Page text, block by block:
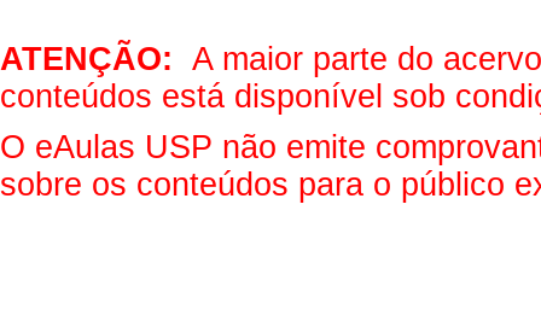
ATENÇÃO: A maior parte do
conteúdos está disponível sob
O eAulas USP não emite
sobre os conteúdos para o público